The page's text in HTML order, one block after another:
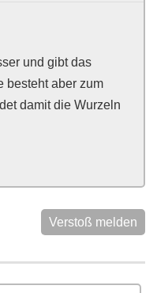
und gibt das
besteht aber zum
damit die Wurzeln
Verstoß melden